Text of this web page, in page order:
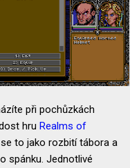
při pochůzkách
hru Realms of
se to jako rozbití tábora a
spánku. Jednotlivé